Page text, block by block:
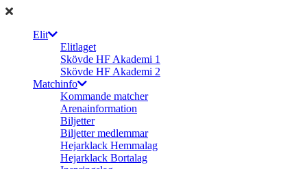
Elit
Elitlaget
Skövde HF Akademi 1
Skövde HF Akademi 2
Matchinfo
Kommande matcher
Arenainformation
Biljetter
Biljetter medlemmar
Hejarklack Hemmalag
Hejarklack Bortalag